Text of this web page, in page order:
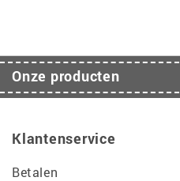
Onze producten
Klantenservice
Betalen